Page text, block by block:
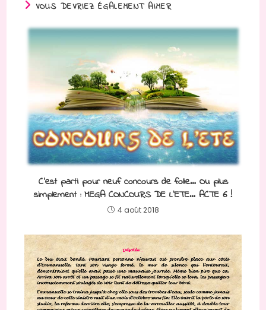
VOUS DEVRIEZ ÉGALEMENT AIMER
C’est parti pour neuf concours de folie… Ou plus
simplement : MEGA CONCOURS DE L’ETE… ACTE 6 !
4 août 2018